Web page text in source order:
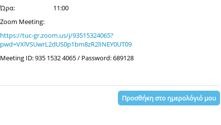
Ώρα: 11:00
Zoom Meeting:
https://tuc-gr.zoom.us/j/93515324065?
pwd=VXlVSUwrL2dUS0p1bm8zR2lINEY0UT09
Meeting ID: 935 1532 4065 / Password: 689128
Προσθήκη στο ημερολόγιό μου